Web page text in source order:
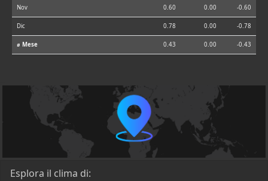
Nov 0.60 0.00 -0.60
Dic 0.78 0.00 -0.78
⌀ Mese 0.43 0.00 -0.43
Esplora il clima di: